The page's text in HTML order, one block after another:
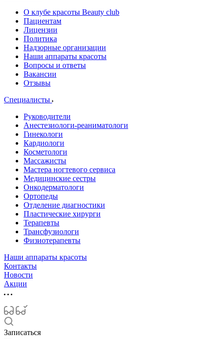
О клубе красоты Beauty club
Пациентам
Лицензии
Политика
Надзорные организации
Наши аппараты красоты
Вопросы и ответы
Вакансии
Отзывы
Специалисты
Руководители
Анестезиологи-реаниматологи
Гинекологи
Кардиологи
Косметологи
Массажисты
Мастера ногтевого сервиса
Медицинские сестры
Онкодерматологи
Ортопеды
Отделение диагностики
Пластические хирурги
Терапевты
Трансфузиологи
Физиотерапевты
Наши аппараты красоты
Контакты
Новости
Акции
Записаться